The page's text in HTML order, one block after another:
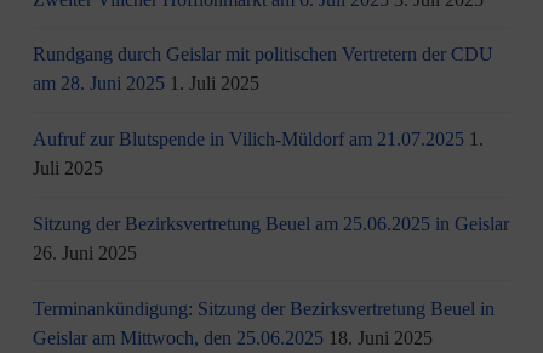
Rundgang durch Geislar mit politischen Vertretern der CDU
am 28. Juni 2025 1. Juli 2025
Aufruf zur Blutspende in Vilich-Müldorf am 21.07.2025 1.
Juli 2025
Sitzung der Bezirksvertretung Beuel am 25.06.2025 in Geislar
26. Juni 2025
Terminankündigung: Sitzung der Bezirksvertretung Beuel in
Geislar am Mittwoch, den 25.06.2025 18. Juni 2025